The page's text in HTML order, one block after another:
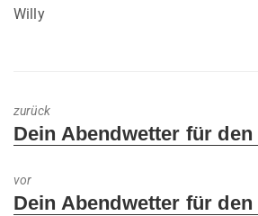
Willy
zurück
Previous
Dein Abendwetter für den
vor
Next
Dein Abendwetter für den